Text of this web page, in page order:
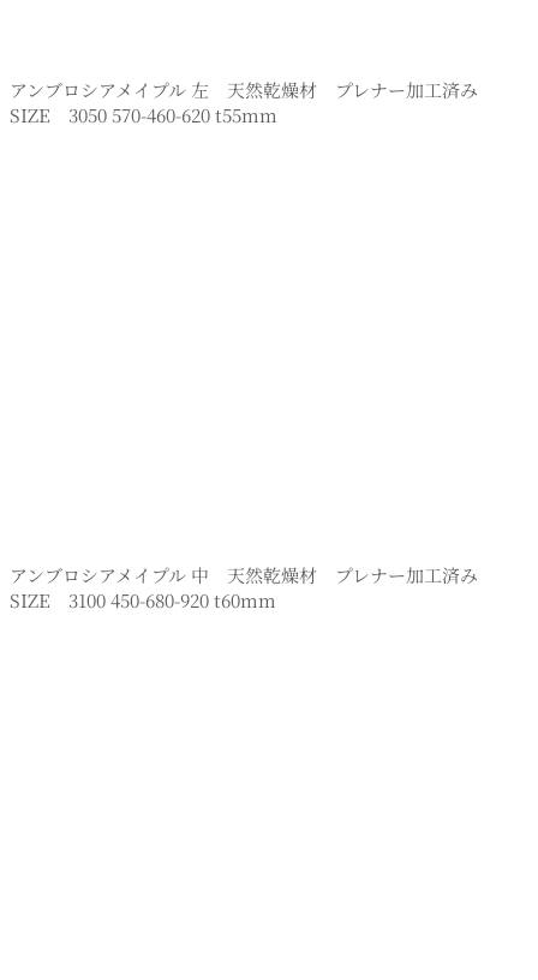
アンブロシアメイプル 左 天然乾燥材 プレナー加工済み
SIZE 3050 570-460-620 t55mm
アンブロシアメイプル 中 天然乾燥材 プレナー加工済み
SIZE 3100 450-680-920 t60mm